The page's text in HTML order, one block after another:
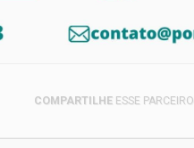
COMPARTILHEESSE PARCEIRO